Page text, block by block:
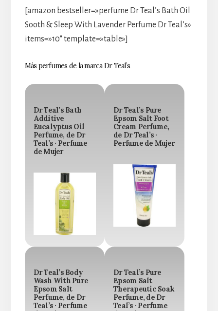
[amazon bestseller=»perfume Dr Teal’s Bath Oil
Sooth & Sleep With Lavender Perfume Dr Teal’s»
items=»10″ template=»table»]
Más perfumes de la marca Dr Teal’s
Dr Teal’s Bath
Additive
Eucalyptus Oil
Perfume, de Dr
Teal’s · Perfume
de Mujer
Dr Teal’s Pure
Epsom Salt Foot
Cream Perfume,
de Dr Teal’s ·
Perfume de Mujer
Dr Teal’s Body
Wash With Pure
Epsom Salt
Perfume, de Dr
Teal’s · Perfume
Dr Teal’s Pure
Epsom Salt
Therapeutic Soak
Perfume, de Dr
Teal’s · Perfume